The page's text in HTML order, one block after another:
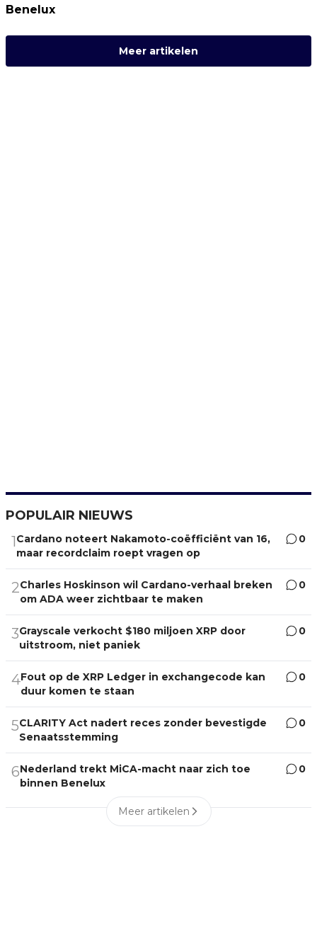
Benelux
Meer artikelen
POPULAIR NIEUWS
1Cardano noteert Nakamoto-coëfficiënt van 16,
maar recordclaim roept vragen op
0
2Charles Hoskinson wil Cardano-verhaal breken
om ADA weer zichtbaar te maken
0
3Grayscale verkocht $180 miljoen XRP door
uitstroom, niet paniek
0
4Fout op de XRP Ledger in exchangecode kan
duur komen te staan
0
5CLARITY Act nadert reces zonder bevestigde
Senaatsstemming
0
6Nederland trekt MiCA-macht naar zich toe
binnen Benelux
0
Meer artikelen